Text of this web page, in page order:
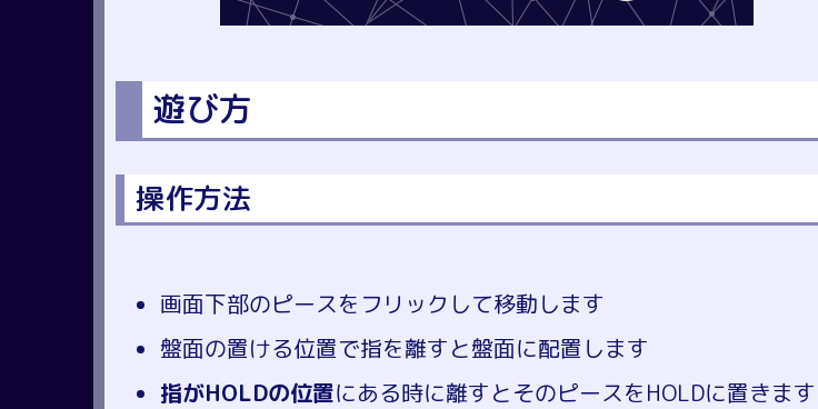
遊び方
操作方法
画面下部のピースをフリックして移動します
盤面の置ける位置で指を離すと盤面に配置します
指がHOLDの位置にある時に離すとそのピースをHOLDに置きます